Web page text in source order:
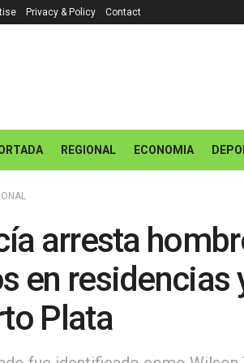
Privacy & Policy Contact
REGIONAL ECONOMIA
arresta
en
Plata